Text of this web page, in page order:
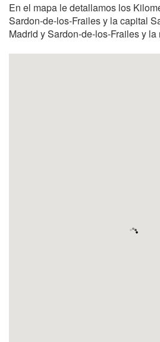
En el mapa le detallamos los
Sardon-de-los-Frailes y la capital
Madrid y Sardon-de-los-Frailes y